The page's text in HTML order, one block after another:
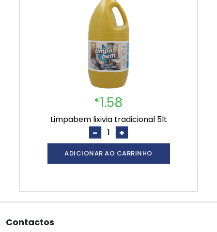
€1.58
limpabem lixivia tradicional 5lt
- +
ADICIONAR AO CARRINHO
Contactos